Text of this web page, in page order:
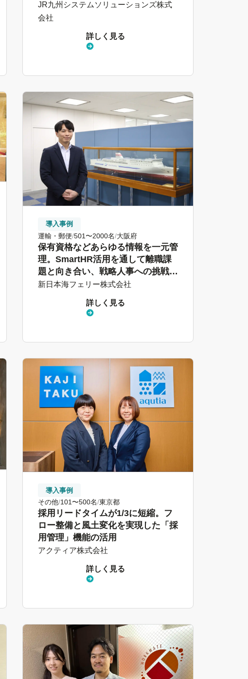
JR九州システムソリューションズ株式
会社
詳しく見る
導入事例
運輸・郵便 501〜2000名 大阪府
保有資格などあらゆる情報を一元管
理。SmartHR活用を通して離職課
題と向き合い、戦略人事への挑戦を
スタート
新日本海フェリー株式会社
詳しく見る
導入事例
その他 101〜500名 東京都
採用リードタイムが1/3に短縮。フ
ロー整備と風土変化を実現した「採
用管理」機能の活用
アクティア株式会社
詳しく見る